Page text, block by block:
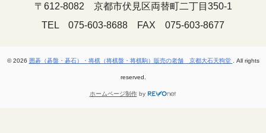
〒612-8082 京都市伏見区両替町二丁目350-1
TEL 075-603-8688 FAX 075-603-8677
© 2026 囲碁（碁盤・碁石）・将棋（将棋盤・将棋駒）販売の老舗 京都大石天狗堂 . All rights
reserved.
ホームページ制作by